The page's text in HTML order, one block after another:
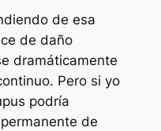
de esa
de daño
dramáticamente
Pero si yo
podría
de